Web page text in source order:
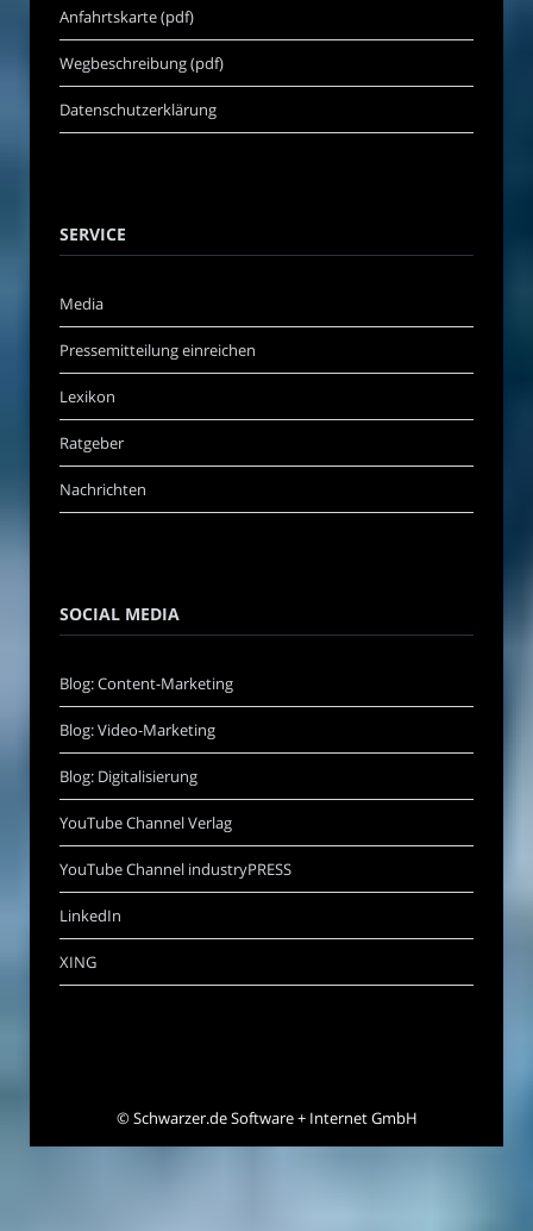
Anfahrtskarte (pdf)
Wegbeschreibung (pdf)
Datenschutzerklärung
SERVICE
Media
Pressemitteilung einreichen
Lexikon
Ratgeber
Nachrichten
SOCIAL MEDIA
Blog: Content-Marketing
Blog: Video-Marketing
Blog: Digitalisierung
YouTube Channel Verlag
YouTube Channel industryPRESS
LinkedIn
XING
©Schwarzer.de Software + Internet GmbH